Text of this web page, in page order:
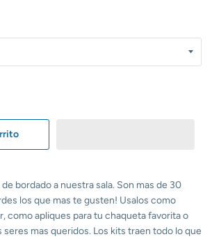
bordado a nuestra sala. Son mas de 30
los que mas te gusten! Usalos como
como apliques para tu chaqueta favorita o
seres mas queridos. Los kits traen todo lo que